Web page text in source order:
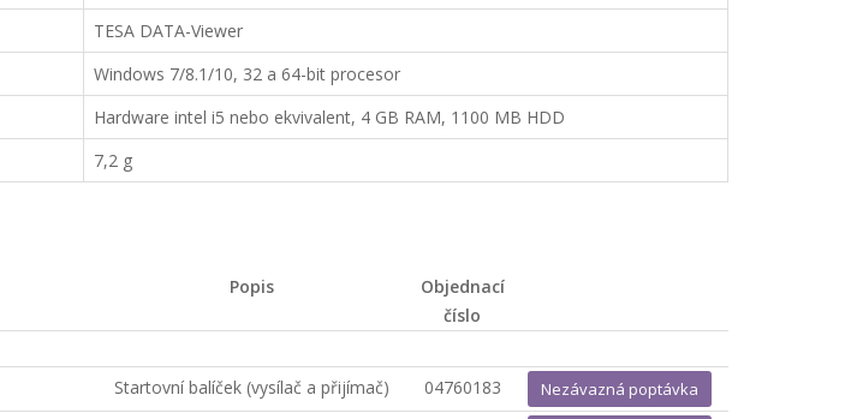
TESA DATA-Viewer
Windows 7/8.1/10, 32 a 64-bit procesor
Hardware intel i5 nebo ekvivalent, 4 GB RAM, 1100 MB HDD
7,2 g
Popis
Objednací
číslo
Startovní balíček (vysílač a přijímač) 04760183 Nezávazná poptávka